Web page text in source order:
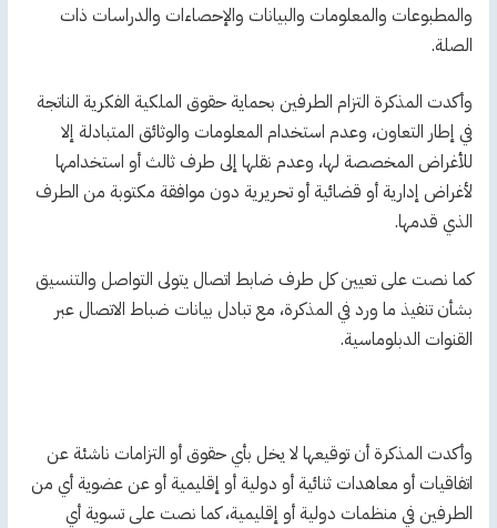
والمطبوعات والمعلومات والبيانات والإحصاءات والدراسات ذات
الصلة.
وأكدت المذكرة التزام الطرفين بحماية حقوق الملكية الفكرية الناتجة
في إطار التعاون، وعدم استخدام المعلومات والوثائق المتبادلة إلا
للأغراض المخصصة لها، وعدم نقلها إلى طرف ثالث أو استخدامها
لأغراض إدارية أو قضائية أو تحريرية دون موافقة مكتوبة من الطرف
الذي قدمها.
كما نصت على تعيين كل طرف ضابط اتصال يتولى التواصل والتنسيق
بشأن تنفيذ ما ورد في المذكرة، مع تبادل بيانات ضباط الاتصال عبر
القنوات الدبلوماسية.
وأكدت المذكرة أن توقيعها لا يخل بأي حقوق أو التزامات ناشئة عن
اتفاقيات أو معاهدات ثنائية أو دولية أو إقليمية أو عن عضوية أي من
الطرفين في منظمات دولية أو إقليمية، كما نصت على تسوية أي